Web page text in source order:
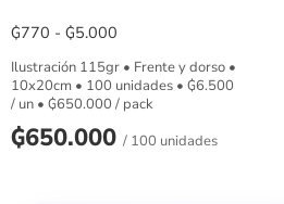
₲770 - ₲5.000
Ilustración 115gr • Frente y dorso •
10x20cm • 100 unidades • ₲6.500
/ un • ₲650.000 / pack
₲650.000 / 100 unidades